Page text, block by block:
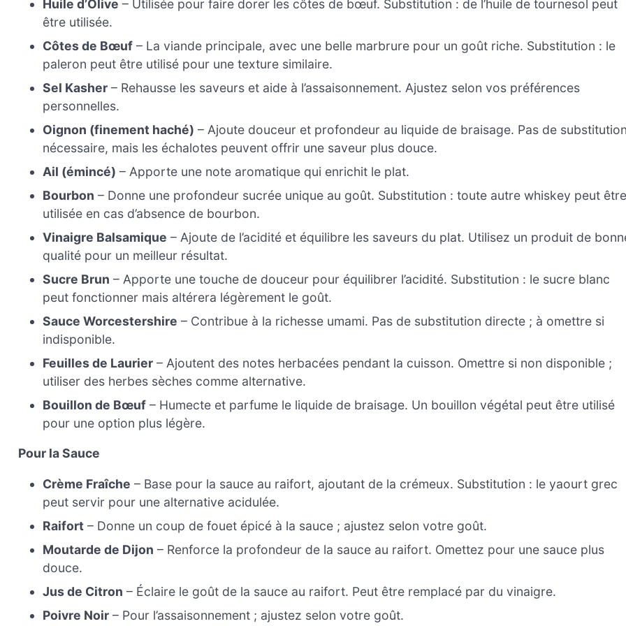
Huile d’Olive – Utilisée pour faire dorer les côtes de bœuf. Substitution : de l’huile de tournesol peut
être utilisée.
Côtes de Bœuf – La viande principale, avec une belle marbrure pour un goût riche. Substitution : le
paleron peut être utilisé pour une texture similaire.
Sel Kasher – Rehausse les saveurs et aide à l’assaisonnement. Ajustez selon vos préférences
personnelles.
Oignon (finement haché) – Ajoute douceur et profondeur au liquide de braisage. Pas de substitution
nécessaire, mais les échalotes peuvent offrir une saveur plus douce.
Ail (émincé) – Apporte une note aromatique qui enrichit le plat.
Bourbon – Donne une profondeur sucrée unique au goût. Substitution : toute autre whiskey peut être
utilisée en cas d’absence de bourbon.
Vinaigre Balsamique – Ajoute de l’acidité et équilibre les saveurs du plat. Utilisez un produit de
qualité pour un meilleur résultat.
Sucre Brun – Apporte une touche de douceur pour équilibrer l’acidité. Substitution : le sucre blanc
peut fonctionner mais altérera légèrement le goût.
Sauce Worcestershire – Contribue à la richesse umami. Pas de substitution directe ; à omettre si
indisponible.
Feuilles de Laurier – Ajoutent des notes herbacées pendant la cuisson. Omettre si non disponible ;
utiliser des herbes sèches comme alternative.
Bouillon de Bœuf – Humecte et parfume le liquide de braisage. Un bouillon végétal peut être utilisé
pour une option plus légère.
Pour la Sauce
Crème Fraîche – Base pour la sauce au raifort, ajoutant de la crémeux. Substitution : le yaourt grec
peut servir pour une alternative acidulée.
Raifort – Donne un coup de fouet épicé à la sauce ; ajustez selon votre goût.
Moutarde de Dijon – Renforce la profondeur de la sauce au raifort. Omettez pour une sauce plus
douce.
Jus de Citron – Éclaire le goût de la sauce au raifort. Peut être remplacé par du vinaigre.
Poivre Noir – Pour l’assaisonnement ; ajustez selon votre goût.